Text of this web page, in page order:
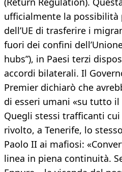
ufficialmente la
dell’UE di trasferire i
fuori dei confini
hubs”), in Paesi terzi
accordi bilaterali. Il
Premier dichiarò che
di esseri umani «su tutto
Quegli stessi trafficanti cui
rivolto, a Tenerife, lo
Paolo II ai mafiosi:
linea in piena continuità.